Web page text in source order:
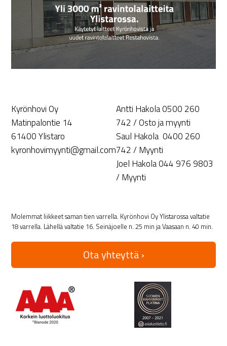
Kyrönhovi Oy
Matinpalontie 14
61400 Ylistaro
kyronhovimyynti@gmail.com
Antti Hakola 0500 260
742 / Osto ja myynti
Saul Hakola 0400 260
742 / Myynti
Joel Hakola 044 976 9803
/ Myynti
Molemmat liikkeet saman tien varrella. Kyrönhovi Oy Ylistarossa valtatie
18 varrella. Lähellä valtatie 16. Seinäjoelle n. 25 min ja Vaasaan n. 40 min.
Ota yhteyttä ›